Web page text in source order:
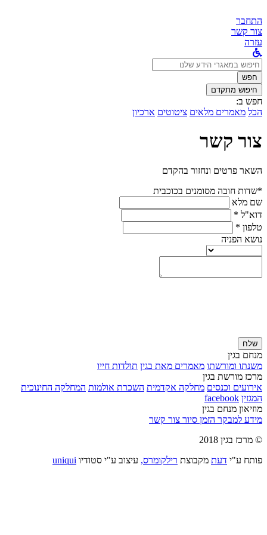
התחבר
צור קשר
עזרה
לחפש
ב:חפש
חיפוש מתקדם
חפש ב:
הכל מאמרים מלאים ציטוטים ארכיון
צור קשר
השאר פרטים ונחזור בהקדם
*שדות חובה מסומנים בכוכבית
שם מלא
דוא"ל *
טלפון *
נושא הפניה
שלח
מנחם בגין
משנתו ומורשתו מאמרים מאת בגין תולדות חייו
מרכז מורשת בגין
אירועים וכנסים מחלקה אקדמית השכרת אולמות המחלקה החינוכית
המגזין facebook
מוזיאון מנחם בגין
מידע למבקר הזמן סיור צור קשר
© מרכז בגין 2018
פותח ע"י דעת מקבוצת רילקומרס, עיצוב ע"י סטודיו uniqui